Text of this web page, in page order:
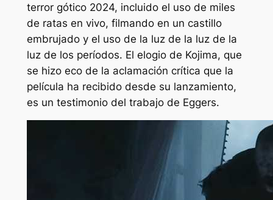
terror gótico 2024, incluido el uso de miles
de ratas en vivo, filmando en un castillo
embrujado y el uso de la luz de la luz de la
luz de los períodos. El elogio de Kojima, que
se hizo eco de la aclamación crítica que la
película ha recibido desde su lanzamiento,
es un testimonio del trabajo de Eggers.